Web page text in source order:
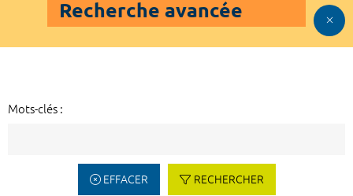
Recherche avancée
Mots-clés :
EFFACER RECHERCHER